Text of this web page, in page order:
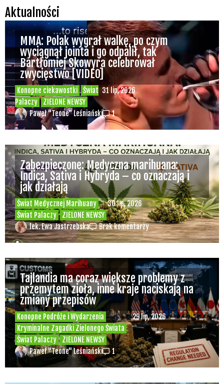
Aktualności
Konopne ciekawostki
Świat
Palaczy
ZIELONE NEWSY
31 lip, 2026
MMA: Polak wygrał walkę, po czym
wyciągnął jointa i go odpalił, tak
Bartłomiej Skowyra celebrował
zwycięstwo [VIDEO]
Paweł "Teone" Leśniański 1
Świat Medycznej Marihuany
Świat Palaczy
ZIELONE NEWSY
30 lip, 2026
Zabezpieczone: Medyczna marihuana:
Indica, Sativa i Hybryda – co oznaczają i
jak działają
lek. Ewa Jastrzebska Brak komentarzy
Konopne Podróże i Wydarzenia
Kryminalne Zagadki Zielonego Świata
Świat Palaczy
ZIELONE NEWSY
29 lip, 2026
Tajlandia ma coraz większe problemy z
przemytem zioła, inne kraje naciskają na
zmiany przepisów
Paweł "Teone" Leśniański 1